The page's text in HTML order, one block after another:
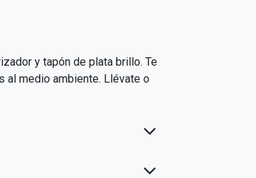
y tapón de plata brillo. Te
al medio ambiente. Llévate o